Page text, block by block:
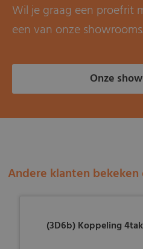
Wil je graag een proefrit
een van onze showrooms.
Onze
Andere klanten bekeken
(3D6b) Koppeling